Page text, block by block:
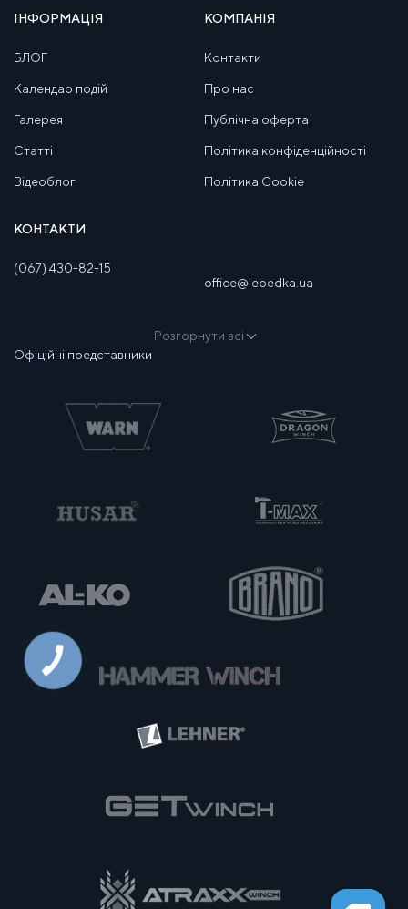
ІНФОРМАЦІЯ
БЛОГ
Календар подій
Галерея
Статті
Відеоблог
КОМПАНІЯ
Контакти
Про нас
Публічна оферта
Політика конфіденційності
Політика Cookie
КОНТАКТИ
(067) 430-82-15
office@lebedka.ua
Розгорнути всі
Офіційні представники